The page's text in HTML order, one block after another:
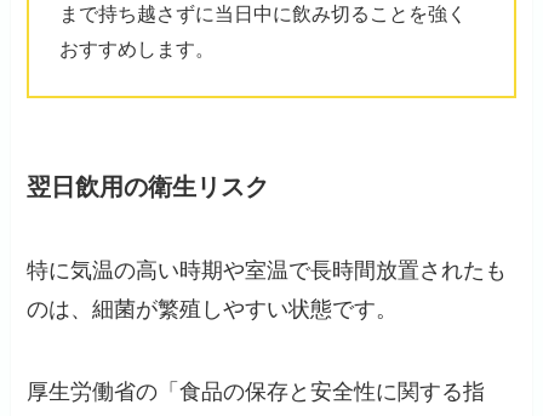
まで持ち越さずに当日中に飲み切ることを強く
おすすめします。
翌日飲用の衛生リスク
特に気温の高い時期や室温で長時間放置されたも
のは、細菌が繁殖しやすい状態です。
厚生労働省の「食品の保存と安全性に関する指